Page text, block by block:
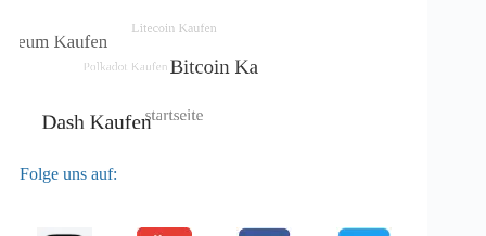
Folge uns auf: